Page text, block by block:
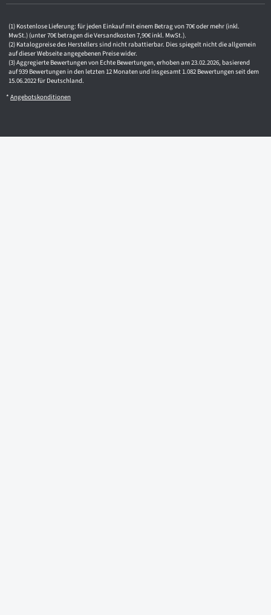
e
Kostenlose Lieferung: für jeden Einkauf mit einem Betrag von 70€ oder mehr (inkl.
MwSt.) (unter 70€ betragen die Versandkosten 7,90€ inkl. MwSt.).
Katalogpreise des Herstellers sind nicht rabattierbar. Dies spiegelt nicht die allgemein
auf dieser Webseite angegebenen Preise wider.
Aggregierte Bewertungen von Echte Bewertungen, erhoben am 23.02.2026, basierend
auf 939 Bewertungen in den letzten 12 Monaten und insgesamt 1.082 Bewertungen seit dem
15.06.2022 für Deutschland.
* Angebotskonditionen